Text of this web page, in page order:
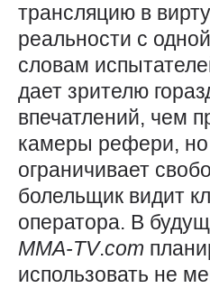
трансляцию в
реальности с
словам
дает зрителю
впечатлений, чем
камеры рефери,
ограничивает
болельщик видит
оператора. В
MMA-TV.com
использовать не